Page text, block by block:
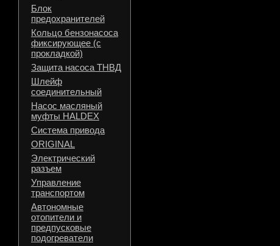
Блок
предохранителей
Кольцо бензонасоса
фиксирующее (с
прокладкой)
Защита насоса ТНВД
Шлейф
соединительный
Насос масляный
муфты HALDEX
Система привода
ORIGINAL
Электрический
разъем
Управление
транспортом
Автономные
отопители и
предпусковые
подогреватели